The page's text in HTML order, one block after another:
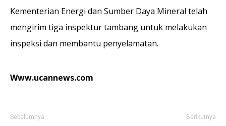
Kementerian Energi dan Sumber Daya Mineral telah
mengirim tiga inspektur tambang untuk melakukan
inspeksi dan membantu penyelamatan.
Www.ucannews.com
Sebelumnya Berikutnya